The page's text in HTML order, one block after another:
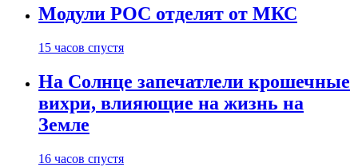
Модули РОС отделят от МКС
15 часов спустя
На Солнце запечатлели крошечные
вихри, влияющие на жизнь на
Земле
16 часов спустя